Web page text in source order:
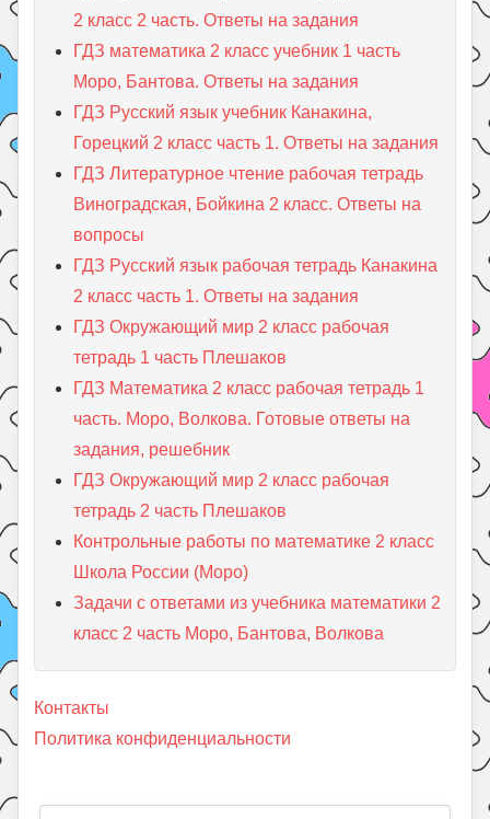
2 класс 2 часть. Ответы на задания
ГДЗ математика 2 класс учебник 1 часть
Моро, Бантова. Ответы на задания
ГДЗ Русский язык учебник Канакина,
Горецкий 2 класс часть 1. Ответы на задания
ГДЗ Литературное чтение рабочая тетрадь
Виноградская, Бойкина 2 класс. Ответы на
вопросы
ГДЗ Русский язык рабочая тетрадь Канакина
2 класс часть 1. Ответы на задания
ГДЗ Окружающий мир 2 класс рабочая
тетрадь 1 часть Плешаков
ГДЗ Математика 2 класс рабочая тетрадь 1
часть. Моро, Волкова. Готовые ответы на
задания, решебник
ГДЗ Окружающий мир 2 класс рабочая
тетрадь 2 часть Плешаков
Контрольные работы по математике 2 класс
Школа России (Моро)
Задачи с ответами из учебника математики 2
класс 2 часть Моро, Бантова, Волкова
Контакты
Политика конфиденциальности